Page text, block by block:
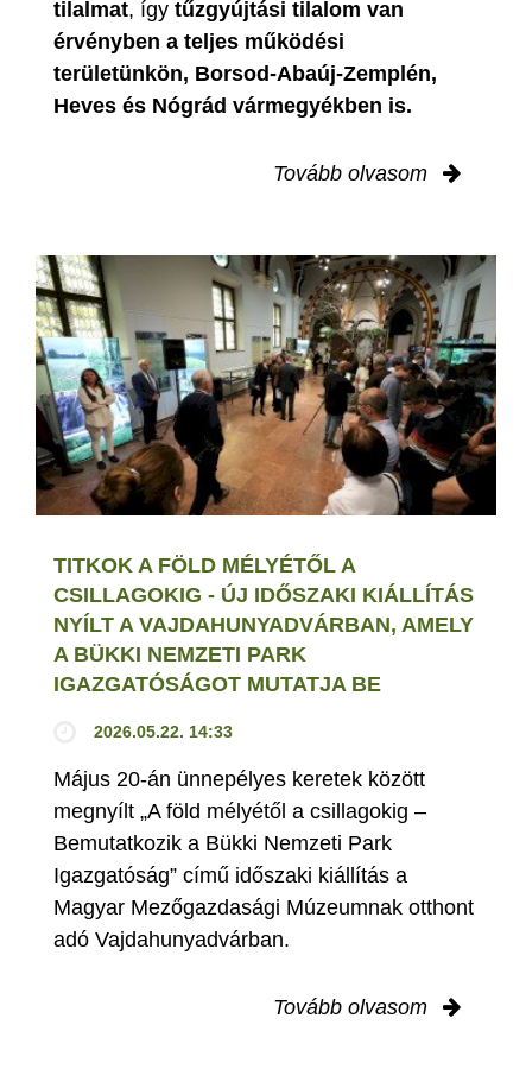
tilalmat, így tűzgyújtási tilalom van
érvényben a teljes működési
területünkön, Borsod-Abaúj-Zemplén,
Heves és Nógrád vármegyékben is.
Tovább olvasom
TITKOK A FÖLD MÉLYÉTŐL A
CSILLAGOKIG - ÚJ IDŐSZAKI KIÁLLÍTÁS
NYÍLT A VAJDAHUNYADVÁRBAN, AMELY
A BÜKKI NEMZETI PARK
IGAZGATÓSÁGOT MUTATJA BE
2026.05.22. 14:33
Május 20-án ünnepélyes keretek között
megnyílt „A föld mélyétől a csillagokig –
Bemutatkozik a Bükki Nemzeti Park
Igazgatóság” című időszaki kiállítás a
Magyar Mezőgazdasági Múzeumnak otthont
adó Vajdahunyadvárban.
Tovább olvasom